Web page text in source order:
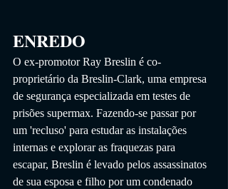
ENREDO
O ex-promotor Ray Breslin é co-
proprietário da Breslin-Clark, uma empresa
de segurança especializada em testes de
prisões supermax. Fazendo-se passar por
um 'recluso' para estudar as instalações
internas e explorar as fraquezas para
escapar, Breslin é levado pelos assassinatos
de sua esposa e filho por um condenado